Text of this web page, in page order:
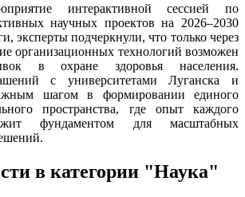
интерактивной сессией по
научных проектов на 2026–2030
эксперты подчеркнули, что только через
организационных технологий возможен
в охране здоровья населения.
с университетами Луганска и
шагом в формировании единого
пространства, где опыт каждого
фундаментом для масштабных
в категории "Наука"